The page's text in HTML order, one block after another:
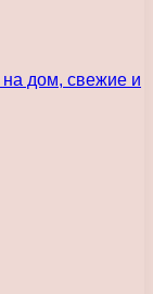
на дом, свежие и